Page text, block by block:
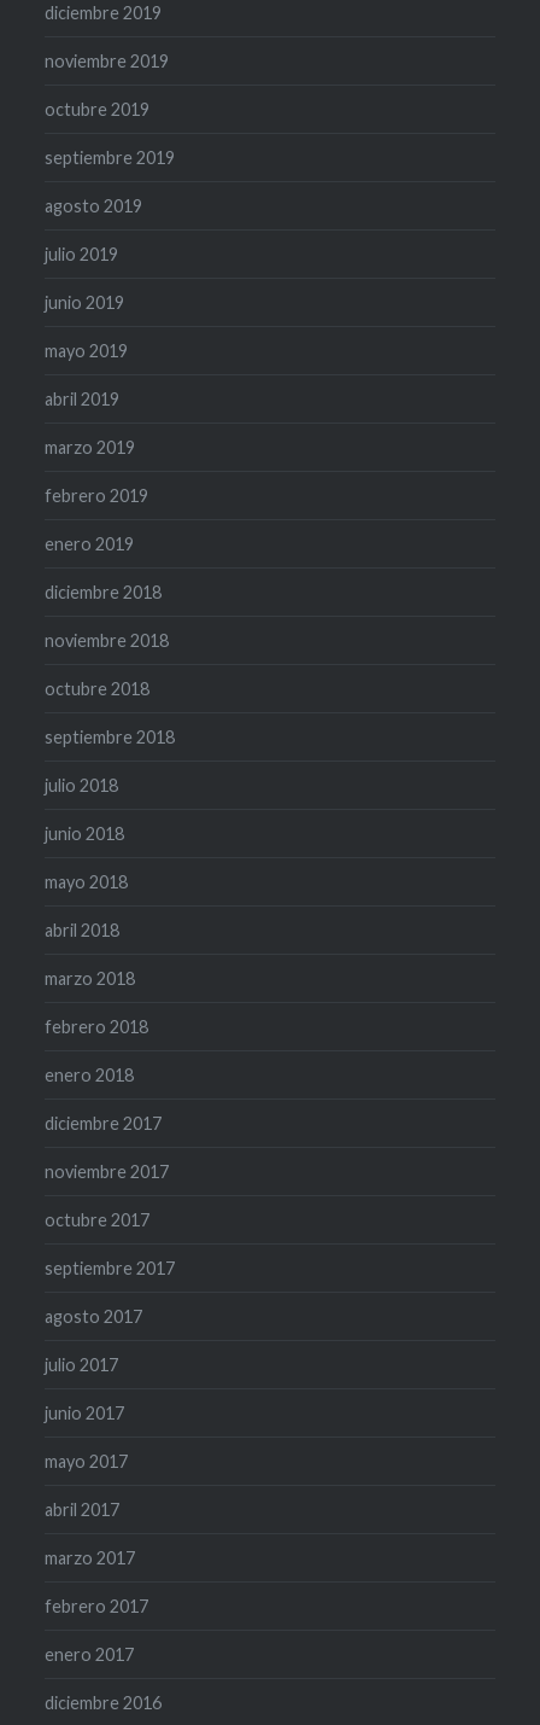
diciembre 2019
noviembre 2019
octubre 2019
septiembre 2019
agosto 2019
julio 2019
junio 2019
mayo 2019
abril 2019
marzo 2019
febrero 2019
enero 2019
diciembre 2018
noviembre 2018
octubre 2018
septiembre 2018
julio 2018
junio 2018
mayo 2018
abril 2018
marzo 2018
febrero 2018
enero 2018
diciembre 2017
noviembre 2017
octubre 2017
septiembre 2017
agosto 2017
julio 2017
junio 2017
mayo 2017
abril 2017
marzo 2017
febrero 2017
enero 2017
diciembre 2016